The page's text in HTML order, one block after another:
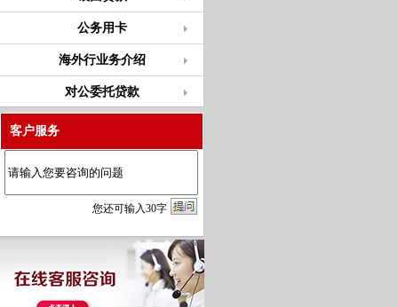
公务用卡
海外行业务介绍
对公委托贷款
客户服务
您还可输入30字